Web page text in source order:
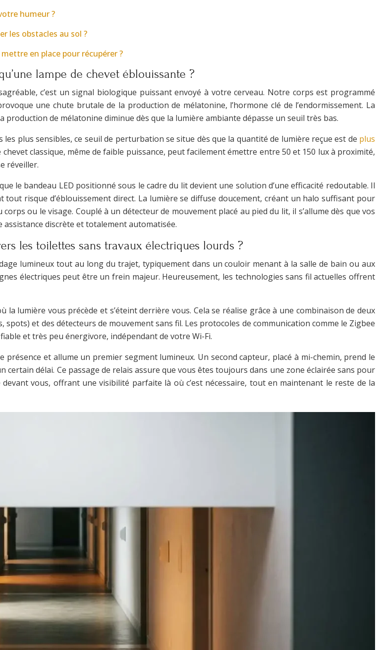
humeur ?
les obstacles au sol ?
en place pour récupérer ?
lampe de chevet éblouissante ?
c’est un signal biologique puissant envoyé à votre cerveau. Notre corps est programmé
une chute brutale de la production de mélatonine, l’hormone clé de l’endormissement. La
de mélatonine diminue dès que la lumière ambiante dépasse un seuil très bas.
plus sensibles, ce seuil de perturbation se situe dès que la quantité de lumière reçue est de plus
classique, même de faible puissance, peut facilement émettre entre 50 et 150 lux à proximité,
réveiller.
que le bandeau LED positionné sous le cadre du lit devient une solution d’une efficacité redoutable. Il
tout risque d’éblouissement direct. La lumière se diffuse doucement, créant un halo suffisant pour
ou le visage. Couplé à un détecteur de mouvement placé au pied du lit, il s’allume dès que vos
discrète et totalement automatisée.
les toilettes sans travaux électriques lourds ?
lumineux tout au long du trajet, typiquement dans un couloir menant à la salle de bain ou aux
électriques peut être un frein majeur. Heureusement, les technologies sans fil actuelles offrent
la lumière vous précède et s’éteint derrière vous. Cela se réalise grâce à une combinaison de deux
spots) et des détecteurs de mouvement sans fil. Les protocoles de communication comme le Zigbee
et très peu énergivore, indépendant de votre Wi-Fi.
et allume un premier segment lumineux. Un second capteur, placé à mi-chemin, prend le
délai. Ce passage de relais assure que vous êtes toujours dans une zone éclairée sans pour
vous, offrant une visibilité parfaite là où c’est nécessaire, tout en maintenant le reste de la